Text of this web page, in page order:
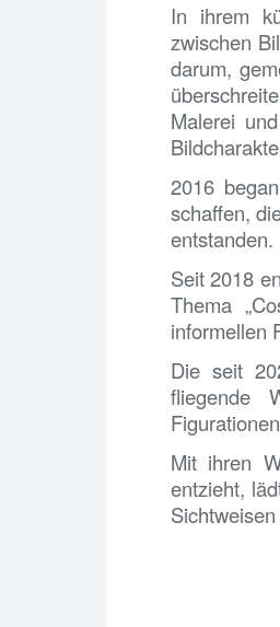
In ihrem
zwischen
darum,
Malerei
2016
schaffen,
entstanden.
Seit 2018
Thema
informellen
Die seit
fliegende
Mit ihren
entzieht,